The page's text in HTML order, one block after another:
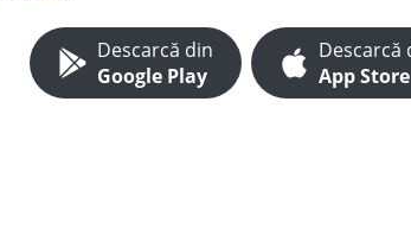
Descarcă din
Google Play
Descarcă
App Store